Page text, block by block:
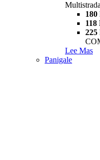
180
118
225
Lee Mas
Panigale